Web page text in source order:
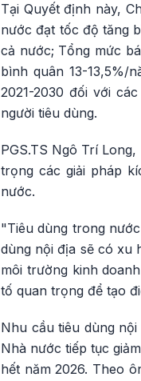
Tại Quyết định này,
nước đạt tốc độ tăng
cả nước; Tổng mức
bình quân 13-13,5%/
2021-2030 đối với
người tiêu dùng.
PGS.TS Ngô Trí
trọng các giải pháp
nước.
"Tiêu dùng trong
dùng nội địa sẽ có xu
môi trường kinh
tố quan trọng để tạo
Nhu cầu tiêu dùng
Nhà nước tiếp tục
hết năm 2026. Theo